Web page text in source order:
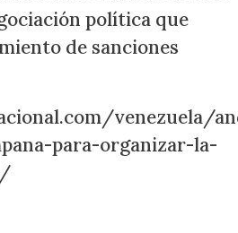
política que
de sanciones
venezuela/
para-organizar-la-